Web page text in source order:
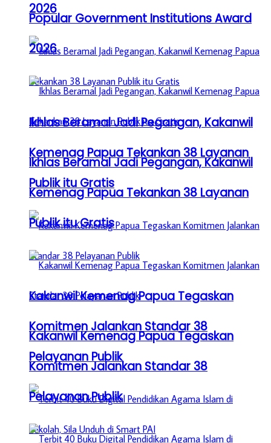
2026
Ikhlas Beramal Jadi Pegangan, Kakanwil
Kemenag Papua Tekankan 38 Layanan
Publik itu Gratis
Kakanwil Kemenag Papua Tegaskan
Komitmen Jalankan Standar 38
Pelayanan Publik
Popular Government Institutions Award
2026
Ikhlas Beramal Jadi Pegangan, Kakanwil
Kemenag Papua Tekankan 38 Layanan
Publik itu Gratis
Kakanwil Kemenag Papua Tegaskan
Komitmen Jalankan Standar 38
Pelayanan Publik